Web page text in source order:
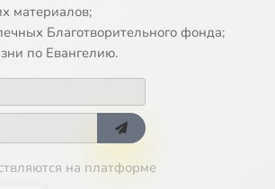
материалов;
Благотворительного фонда;
по Евангелию.
на платформе